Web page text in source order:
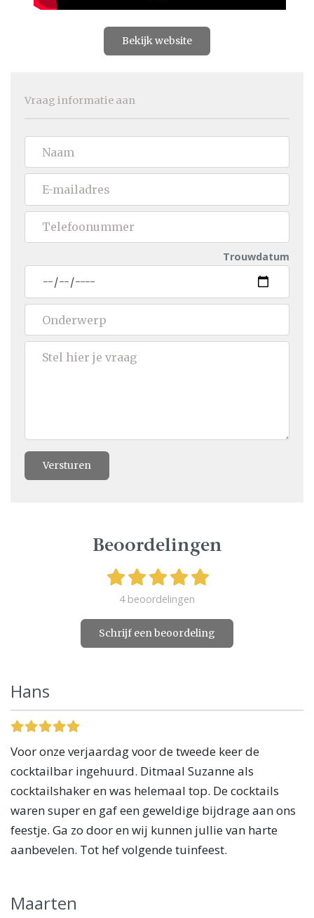
Bekijk website
Vraag informatie aan
Trouwdatum
Versturen
Beoordelingen
4 beoordelingen
Schrijf een beoordeling
Hans
Voor onze verjaardag voor de tweede keer de
cocktailbar ingehuurd. Ditmaal Suzanne als
cocktailshaker en was helemaal top. De cocktails
waren super en gaf een geweldige bijdrage aan ons
feestje. Ga zo door en wij kunnen jullie van harte
aanbevelen. Tot hef volgende tuinfeest.
Maarten